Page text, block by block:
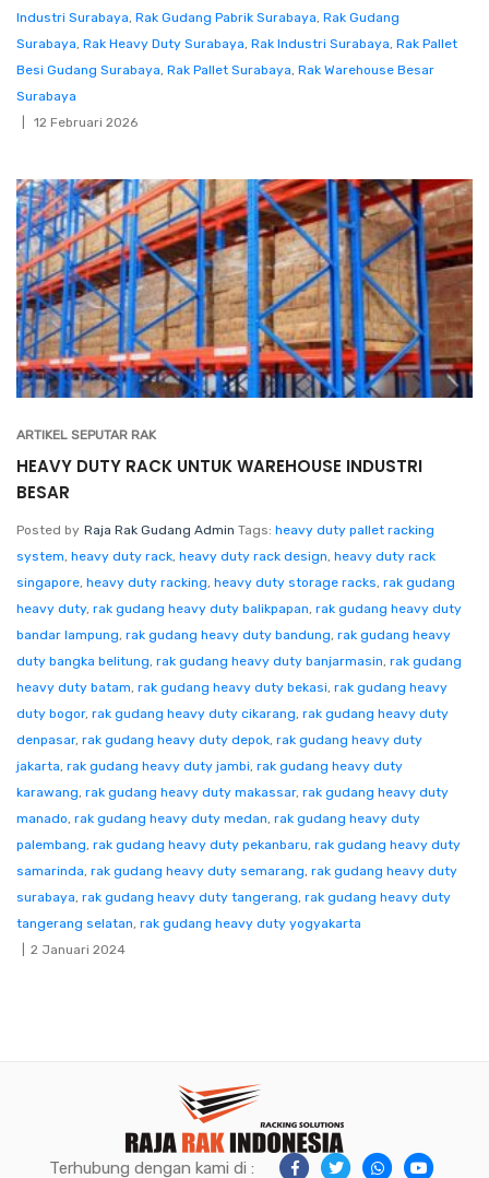
Industri Surabaya, Rak Gudang Pabrik Surabaya, Rak Gudang
Surabaya, Rak Heavy Duty Surabaya, Rak Industri Surabaya, Rak Pallet
Besi Gudang Surabaya, Rak Pallet Surabaya, Rak Warehouse Besar
Surabaya
12 Februari 2026
ARTIKEL SEPUTAR RAK
HEAVY DUTY RACK UNTUK WAREHOUSE INDUSTRI
BESAR
Posted by Raja Rak Gudang Admin Tags: heavy duty pallet racking
system, heavy duty rack, heavy duty rack design, heavy duty rack
singapore, heavy duty racking, heavy duty storage racks, rak gudang
heavy duty, rak gudang heavy duty balikpapan, rak gudang heavy duty
bandar lampung, rak gudang heavy duty bandung, rak gudang heavy
duty bangka belitung, rak gudang heavy duty banjarmasin, rak gudang
heavy duty batam, rak gudang heavy duty bekasi, rak gudang heavy
duty bogor, rak gudang heavy duty cikarang, rak gudang heavy duty
denpasar, rak gudang heavy duty depok, rak gudang heavy duty
jakarta, rak gudang heavy duty jambi, rak gudang heavy duty
karawang, rak gudang heavy duty makassar, rak gudang heavy duty
manado, rak gudang heavy duty medan, rak gudang heavy duty
palembang, rak gudang heavy duty pekanbaru, rak gudang heavy duty
samarinda, rak gudang heavy duty semarang, rak gudang heavy duty
surabaya, rak gudang heavy duty tangerang, rak gudang heavy duty
tangerang selatan, rak gudang heavy duty yogyakarta
2 Januari 2024
Terhubung dengan kami di :